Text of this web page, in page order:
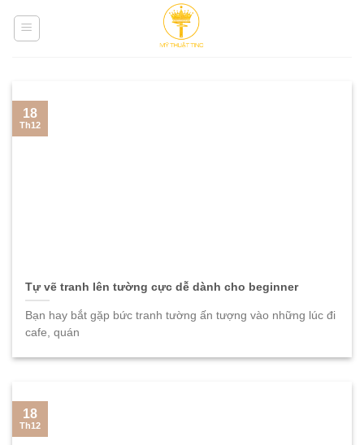
Tự vẽ tranh lên tường cực dễ dành cho beginner
Bạn hay bắt gặp bức tranh tường ấn tượng vào những lúc đi
cafe, quán
18
Th12
18
Th12